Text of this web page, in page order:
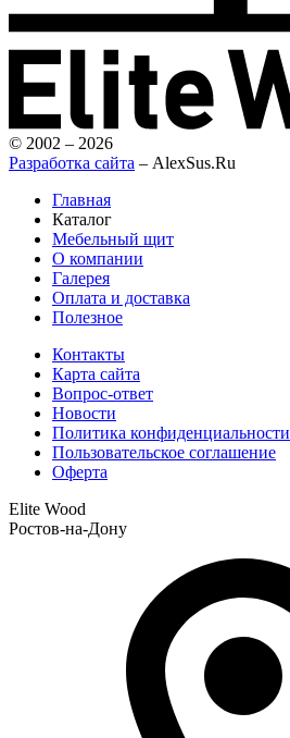
© 2002 – 2026
Разработка сайта – AlexSus.Ru
Главная
Каталог
Мебельный щит
О компании
Галерея
Оплата и доставка
Полезное
Контакты
Карта сайта
Вопрос-ответ
Новости
Политика конфиденциальности
Пользовательское соглашение
Оферта
Elite Wood
Ростов-на-Дону